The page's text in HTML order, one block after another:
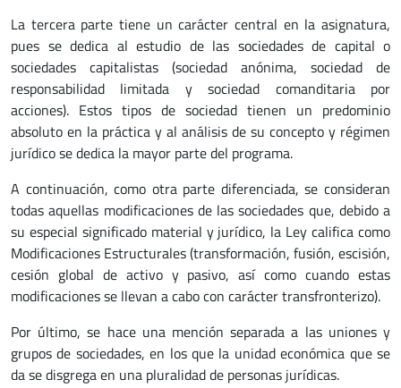
La tercera parte tiene un carácter central en la asignatura,
pues se dedica al estudio de las sociedades de capital o
sociedades capitalistas (sociedad anónima, sociedad de
responsabilidad limitada y sociedad comanditaria por
acciones). Estos tipos de sociedad tienen un predominio
absoluto en la práctica y al análisis de su concepto y régimen
jurídico se dedica la mayor parte del programa.
A continuación, como otra parte diferenciada, se consideran
todas aquellas modificaciones de las sociedades que, debido a
su especial significado material y jurídico, la Ley califica como
Modificaciones Estructurales (transformación, fusión, escisión,
cesión global de activo y pasivo, así como cuando estas
modificaciones se llevan a cabo con carácter transfronterizo).
Por último, se hace una mención separada a las uniones y
grupos de sociedades, en los que la unidad económica que se
da se disgrega en una pluralidad de personas jurídicas.